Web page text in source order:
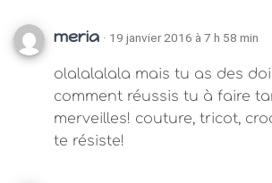
meria · 19 janvier 2016 à 7 h 58 min
olalalalala mais tu as des
comment réussis tu à faire
merveilles! couture, tricot,
te résiste!